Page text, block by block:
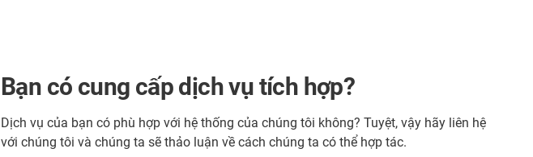
Bạn có cung cấp dịch vụ tích hợp?
Dịch vụ của bạn có phù hợp với hệ thống của chúng tôi không? Tuyệt, vậy hãy liên hệ
với chúng tôi và chúng ta sẽ thảo luận về cách chúng ta có thể hợp tác.